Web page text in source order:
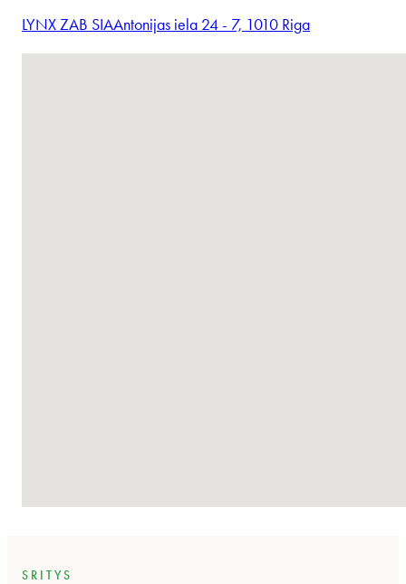
LYNX ZAB SIAAntonijas iela 24 - 7, 1010 Riga
SRITYS